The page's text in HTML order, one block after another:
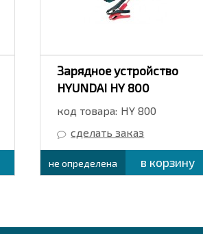
Зарядное устройство
HYUNDAI HY 800
код товара: HY 800
сделать заказ
не определена в корзину